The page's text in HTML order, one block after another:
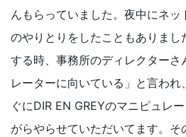
んもらっていました。夜中にネッ
のやりとりをしたこともありまし
する時、事務所のディレクターさ
レーターに向いている」と言わ
ぐにDIR EN GREYのマニピュレ
がらやらせていただいてます。